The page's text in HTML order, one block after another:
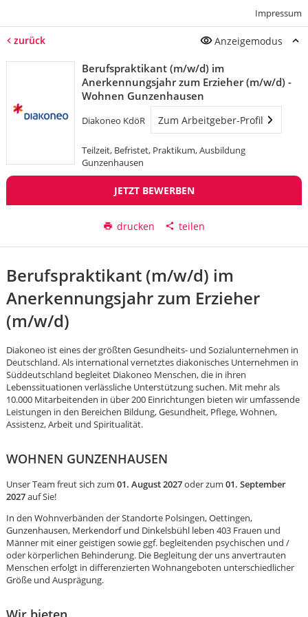
Impressum
zurück Anzeigemodus
Berufspraktikant (m/w/d) im
Anerkennungsjahr zum Erzieher (m/w/d) -
Wohnen Gunzenhausen
Diakoneo KdöR Zum Arbeitgeber-Profil
Teilzeit, Befristet, Praktikum, Ausbildung
Gunzenhausen
JETZT BEWERBEN
drucken teilen
Berufspraktikant (m/w/d) im
Anerkennungsjahr zum Erzieher
(m/w/d)
Diakoneo ist eines der größten Gesundheits- und Sozialunternehmen in
Deutschland. Als international vernetztes diakonisches Unternehmen in
Süddeutschland begleitet Diakoneo Menschen, die in ihren
Lebenssituationen verlässliche Unterstützung suchen. Mit mehr als
10.000 Mitarbeitenden in über 200 Einrichtungen bieten wir umfassende
Leistungen in den Bereichen Bildung, Gesundheit, Pflege, Wohnen,
Assistenz, Arbeit und Spiritualität.
WOHNEN GUNZENHAUSEN
Unser Team freut sich zum 01. August 2027oder zum 01. September
2027auf Sie!
In den Wohnverbänden der Standorte Polsingen, Oettingen,
Gunzenhausen, Merkendorf und Dinkelsbühl leben 403 Frauen und
Männer mit einer geistigen sowie ggf. begleitenden psychischen und /
oder körperlichen Behinderung. Die Begleitung der uns anvertrauten
Menschen erfolgt in differenzierten Wohnangeboten unterschiedlicher
Größe und Ausprägung.
Karte anzeigen